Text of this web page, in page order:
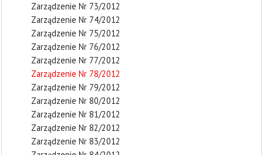
Zarządzenie Nr 73/2012
Zarządzenie Nr 74/2012
Zarządzenie Nr 75/2012
Zarządzenie Nr 76/2012
Zarządzenie Nr 77/2012
Zarządzenie Nr 78/2012
Zarządzenie Nr 79/2012
Zarządzenie Nr 80/2012
Zarządzenie Nr 81/2012
Zarządzenie Nr 82/2012
Zarządzenie Nr 83/2012